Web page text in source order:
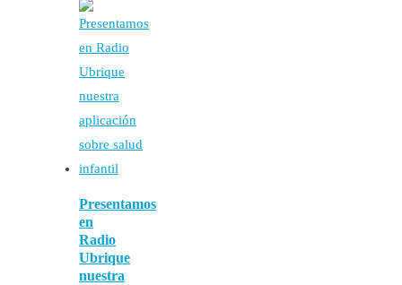
Presentamos
en
Radio
Ubrique
nuestra